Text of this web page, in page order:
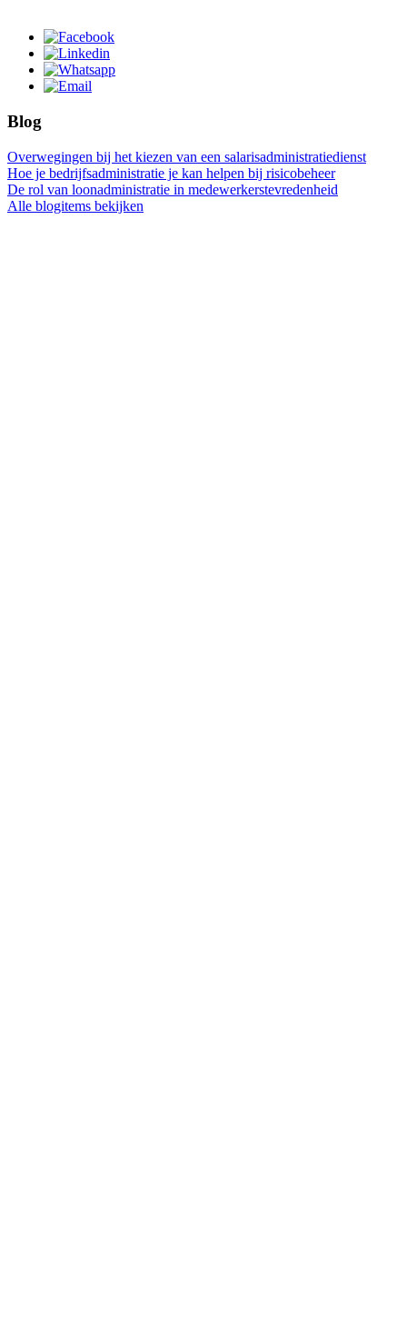
Blog
Overwegingen bij het kiezen van een salarisadministratiedienst
Hoe je bedrijfsadministratie je kan helpen bij risicobeheer
De rol van loonadministratie in medewerkerstevredenheid
Alle blogitems bekijken